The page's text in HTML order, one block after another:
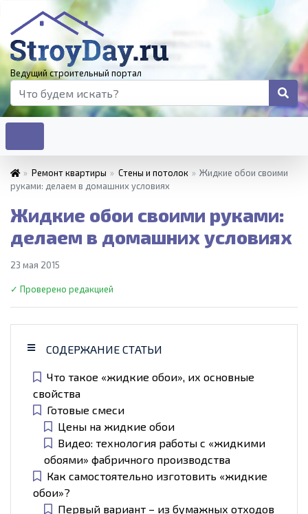
Ведущий строительный портал
» Ремонт квартиры » Стены и потолок » Жидкие обои своими
руками: делаем в домашних условиях
Жидкие обои своими руками:
делаем в домашних условиях
23 мая 2015
✓ Проверено редакцией
СОДЕРЖАНИЕ СТАТЬИ
Что такое «жидкие обои», их основные
свойства
Готовые смеси
Цены на жидкие обои
Видео: технология работы с «жидкими
обоями» фабричного производства
Как самостоятельно изготовить «жидкие
обои»?
Первый вариант – из бумажных отходов